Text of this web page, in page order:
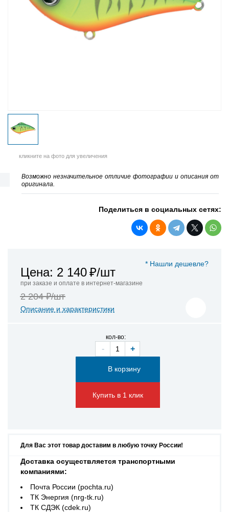
кликните на фото для увеличения
Возможно незначительное отличие фотографии и описания от
оригинала.
Поделиться в социальных сетях:
* Нашли дешевле?
Цена: 2 140₽/шт
при заказе и оплате в интернет-магазине
2 204 ₽/шт
Описание и характеристики
кол-во:
- +
Купить в 1 клик
Для Вас этот товар доставим в любую точку России!
Доставка осуществляется транспортными
компаниями:
Почта России (pochta.ru)
ТК Энергия (nrg-tk.ru)
ТК СДЭК (cdek.ru)